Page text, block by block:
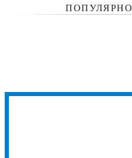
ПОПУЛЯРНО